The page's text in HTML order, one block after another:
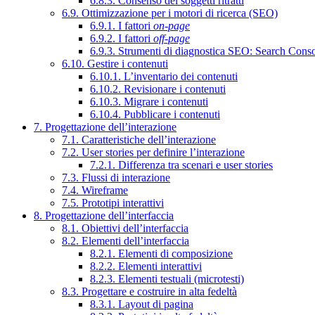
6.9. Ottimizzazione per i motori di ricerca (SEO)
6.9.1. I fattori on-page
6.9.2. I fattori off-page
6.9.3. Strumenti di diagnostica SEO: Search
6.10. Gestire i contenuti
6.10.1. L’inventario dei contenuti
6.10.2. Revisionare i contenuti
6.10.3. Migrare i contenuti
6.10.4. Pubblicare i contenuti
7. Progettazione dell’interazione
7.1. Caratteristiche dell’interazione
7.2. User stories per definire l’interazione
7.2.1. Differenza tra scenari e user stories
7.3. Flussi di interazione
7.4. Wireframe
7.5. Prototipi interattivi
8. Progettazione dell’interfaccia
8.1. Obiettivi dell’interfaccia
8.2. Elementi dell’interfaccia
8.2.1. Elementi di composizione
8.2.2. Elementi interattivi
8.2.3. Elementi testuali (microtesti)
8.3. Progettare e costruire in alta fedeltà
8.3.1. Layout di pagina